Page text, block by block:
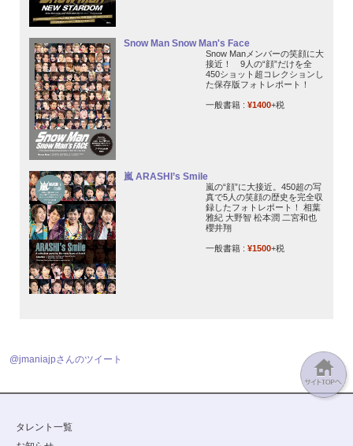
Snow Man Snow Man's Face
Snow Manメンバーの笑顔に大
接近！ 9人の“顔”だけを全
450ショット超コレクションし
た保存版フォトレポート！
一般書籍 : ¥1400+税
嵐 ARASHI’s Smile
嵐の“顔”に大接近。450超の写
真で5人の笑顔の歴史を完全収
録したフォトレポート！ 相葉
雅紀 大野智 松本潤 二宮和也
櫻井翔
一般書籍 : ¥1500+税
@jmaniajpさんのツイート
タレント一覧